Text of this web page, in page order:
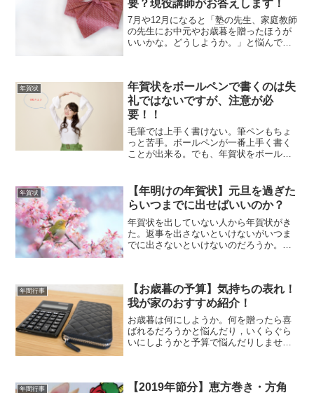
要？現役講師がお答えします！
7月や12月になると「塾の先生、家庭教師
の先生にお中元やお歳暮を贈ったほうが
いいかな。どうしようか。」と悩んでい
夫です！塾講師、家庭...
年賀状
年賀状をボールペンで書くのは失
礼ではないですが、注意が必
要！！
毛筆では上手く書けない。筆ペンもちょ
っと苦手。ボールペンが一番上手く書く
ことが出来る。でも、年賀状をボールペ
ンで書いても大丈夫です。ただし気を付
けなければならないことが...
年賀状
【年明けの年賀状】元旦を過ぎた
らいつまでに出せばいいのか？
年賀状を出していない人から年賀状がき
た。返事を出さないといけないがいつま
でに出さないといけないのだろうか。ど
さいませ(#^^#)いつ...
年間行事
【お歳暮の予算】気持ちの表れ！
我が家のおすすめ紹介！
お歳暮は何にしようか。何を贈ったら喜
ばれるだろうかと悩んだり，いくらぐら
いにしようかと予算で悩んだりしません
3000円～5000円の...
年間行事
【2019年節分】恵方巻き・方角